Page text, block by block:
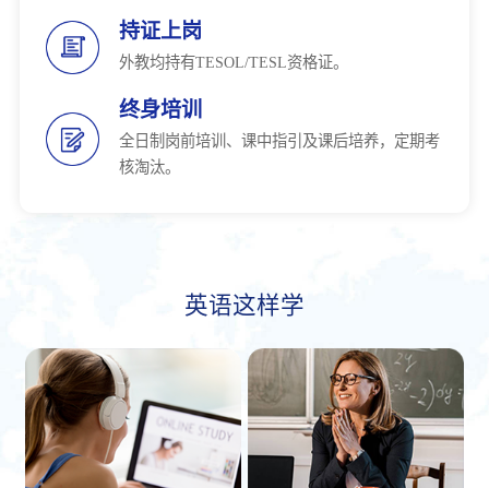
持证上岗
外教均持有TESOL/TESL资格证。
终身培训
全日制岗前培训、课中指引及课后培养，定期考
核淘汰。
英语这样学